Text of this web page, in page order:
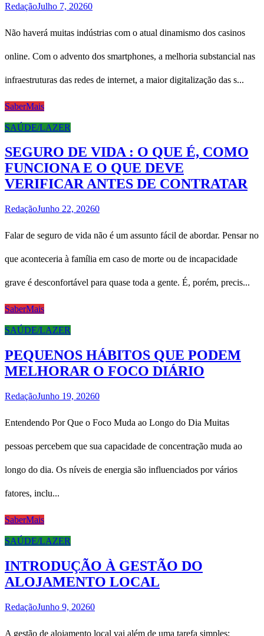
RedaçãoJulho 7, 20260
Não haverá muitas indústrias com o atual dinamismo dos casinos
online. Com o advento dos smartphones, a melhoria substancial nas
infraestruturas das redes de internet, a maior digitalização das s...
SaberMais
SAÚDE/LAZER
SEGURO DE VIDA : O QUE É, COMO
FUNCIONA E O QUE DEVE
VERIFICAR ANTES DE CONTRATAR
RedaçãoJunho 22, 20260
Falar de seguro de vida não é um assunto fácil de abordar. Pensar no
que aconteceria à família em caso de morte ou de incapacidade
grave é desconfortável para quase toda a gente. É, porém, precis...
SaberMais
SAÚDE/LAZER
PEQUENOS HÁBITOS QUE PODEM
MELHORAR O FOCO DIÁRIO
RedaçãoJunho 19, 20260
Entendendo Por Que o Foco Muda ao Longo do Dia Muitas
pessoas percebem que sua capacidade de concentração muda ao
longo do dia. Os níveis de energia são influenciados por vários
fatores, inclu...
SaberMais
SAÚDE/LAZER
INTRODUÇÃO À GESTÃO DO
ALOJAMENTO LOCAL
RedaçãoJunho 9, 20260
A gestão de alojamento local vai além de uma tarefa simples: